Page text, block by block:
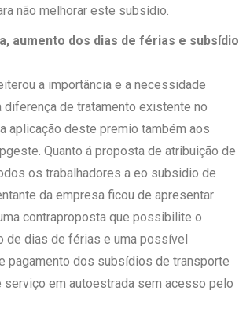
não melhorar este subsídio.
aumento dos dias de férias e subsídio
a importância e a necessidade
diferença de tratamento existente no
aplicação deste premio também aos
Quanto á proposta de atribuição de
os trabalhadores a eo subsidio de
da empresa ficou de apresentar
contraproposta que possibilite o
de dias de férias e uma possível
pagamento dos subsídios de transporte
serviço em autoestrada sem acesso pelo